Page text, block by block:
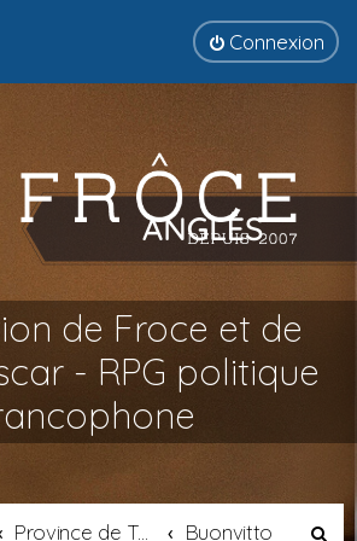
Connexion
de Froce et de
- RPG politique
Province de Tyrsènie Buonvitto